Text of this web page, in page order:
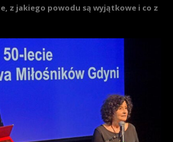
z jakiego powodu są wyjątkowe i co z